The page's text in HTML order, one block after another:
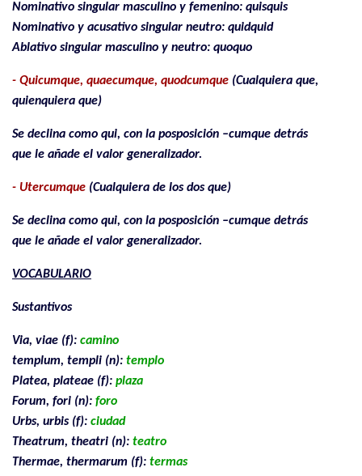
Nominativo singular masculino y femenino: quisquis
Nominativo y acusativo singular neutro: quidquid
Ablativo singular masculino y neutro: quoquo
- Quicumque, quaecumque, quodcumque (Cualquiera que,
quienquiera que)
Se declina como qui, con la posposición –cumque detrás
que le añade el valor generalizador.
- Utercumque (Cualquiera de los dos que)
Se declina como qui, con la posposición –cumque detrás
que le añade el valor generalizador.
VOCABULARIO
Sustantivos
Via, viae (f): camino
templum, templi (n): templo
Platea, plateae (f): plaza
Forum, fori (n): foro
Urbs, urbis (f): ciudad
Theatrum, theatri (n): teatro
Thermae, thermarum (f): termas